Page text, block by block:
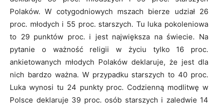
Polaków. W cotygodniowych mszach bierze udział 26
proc. młodych i 55 proc. starszych. Tu luka pokoleniowa
to 29 punktów proc. i jest największa na świecie. Na
pytanie o ważność religii w życiu tylko 16 proc.
ankietowanych młodych Polaków deklaruje, że jest dla
nich bardzo ważna. W przypadku starszych to 40 proc.
Luka wynosi tu 24 punkty proc. Codzienną modlitwę w
Polsce deklaruje 39 proc. osób starszych i zaledwie 14